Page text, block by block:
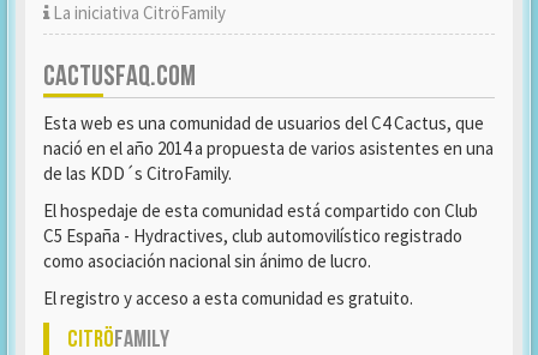
La iniciativa CitröFamily
CACTUSFAQ.COM
Esta web es una comunidad de usuarios del C4 Cactus, que
nació en el año 2014 a propuesta de varios asistentes en una
de las KDD´s CitroFamily.
El hospedaje de esta comunidad está compartido con Club
C5 España - Hydractives, club automovilístico registrado
como asociación nacional sin ánimo de lucro.
El registro y acceso a esta comunidad es gratuito.
CitröFamily